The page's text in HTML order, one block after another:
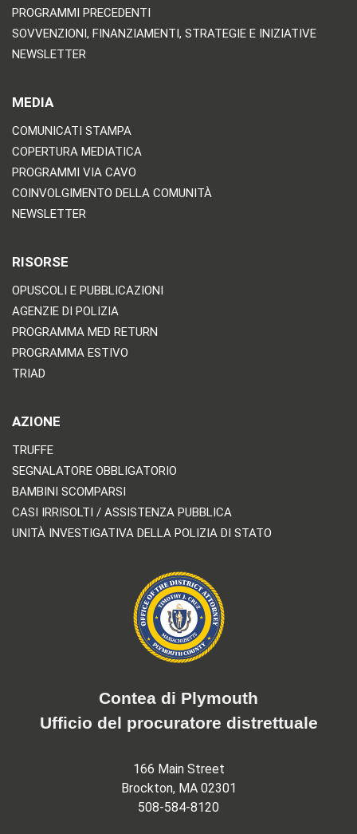
PROGRAMMI PRECEDENTI
SOVVENZIONI, FINANZIAMENTI, STRATEGIE E INIZIATIVE
NEWSLETTER
MEDIA
COMUNICATI STAMPA
COPERTURA MEDIATICA
PROGRAMMI VIA CAVO
COINVOLGIMENTO DELLA COMUNITÀ
NEWSLETTER
RISORSE
OPUSCOLI E PUBBLICAZIONI
AGENZIE DI POLIZIA
PROGRAMMA MED RETURN
PROGRAMMA ESTIVO
TRIAD
AZIONE
TRUFFE
SEGNALATORE OBBLIGATORIO
BAMBINI SCOMPARSI
CASI IRRISOLTI / ASSISTENZA PUBBLICA
UNITÀ INVESTIGATIVA DELLA POLIZIA DI STATO
Contea di Plymouth
Ufficio del procuratore distrettuale
166 Main Street
Brockton, MA 02301
508-584-8120